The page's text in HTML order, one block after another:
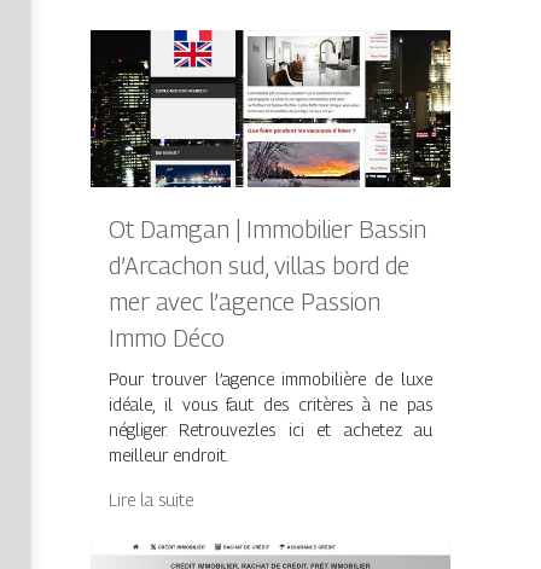
Ot Damgan | Immobilier Bassin
d’Arcachon sud, villas bord de
mer avec l’agence Passion
Immo Déco
Pour trouver l’agence immobilière de luxe
idéale, il vous faut des critères à ne pas
négliger. Retrouvezles ici et achetez au
meilleur endroit.
Lire la suite